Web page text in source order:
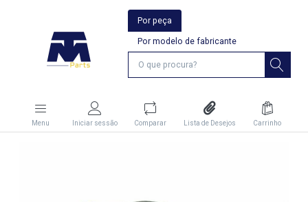
Por peça
Por modelo de fabricante
Menu Iniciar sessão Comparar Lista de Desejos Carrinho